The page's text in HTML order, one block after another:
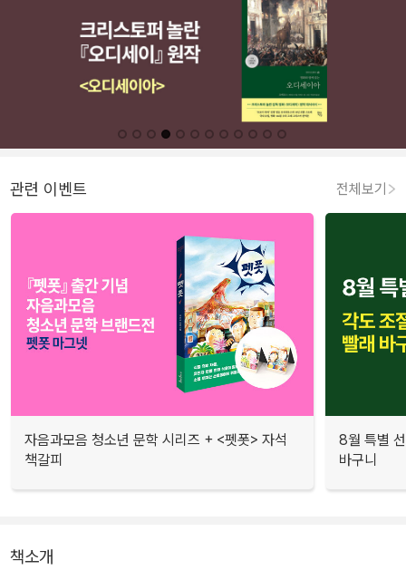
관련 이벤트 전체보기
자음과모음 청소년 문학 시리즈 + <펫폿> 자석
책갈피
8월 특별
바구니
책소개